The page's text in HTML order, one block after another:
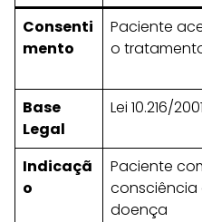
Consenti
mento
Paciente
o
Base
Legal
Lei 10.216/2001
Indicaçã
o
Paciente
consciência
doença